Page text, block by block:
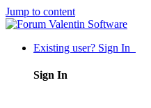
Jump to content
Existing user? Sign In
Sign In